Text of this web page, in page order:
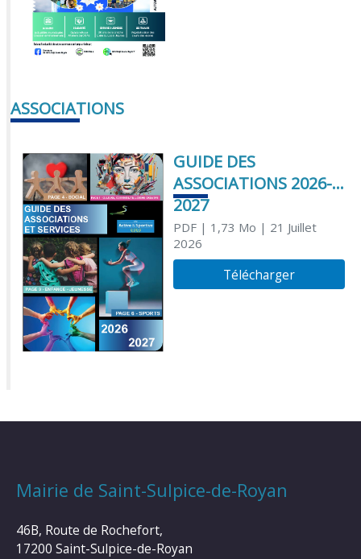
ASSOCIATIONS
GUIDE DES
ASSOCIATIONS 2026-
2027
PDF| 1,73 Mo | 21 Juillet
2026
Télécharger
Mairie de Saint-Sulpice-de-Royan
46B, Route de Rochefort,
17200 Saint-Sulpice-de-Royan